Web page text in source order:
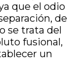
que el odio
de
se trata del
fusional,
un